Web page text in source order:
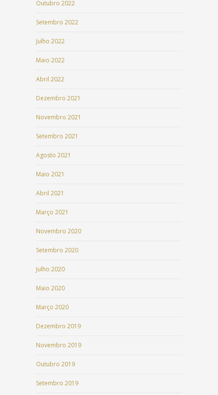
Outubro 2022
Setembro 2022
Julho 2022
Maio 2022
Abril 2022
Dezembro 2021
Novembro 2021
Setembro 2021
Agosto 2021
Maio 2021
Abril 2021
Março 2021
Novembro 2020
Setembro 2020
Julho 2020
Maio 2020
Março 2020
Dezembro 2019
Novembro 2019
Outubro 2019
Setembro 2019